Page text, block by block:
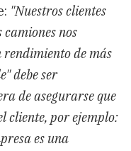
"Nuestros clientes
camiones nos
de más
debe ser
de asegurarse que
cliente, por ejemplo:
es una